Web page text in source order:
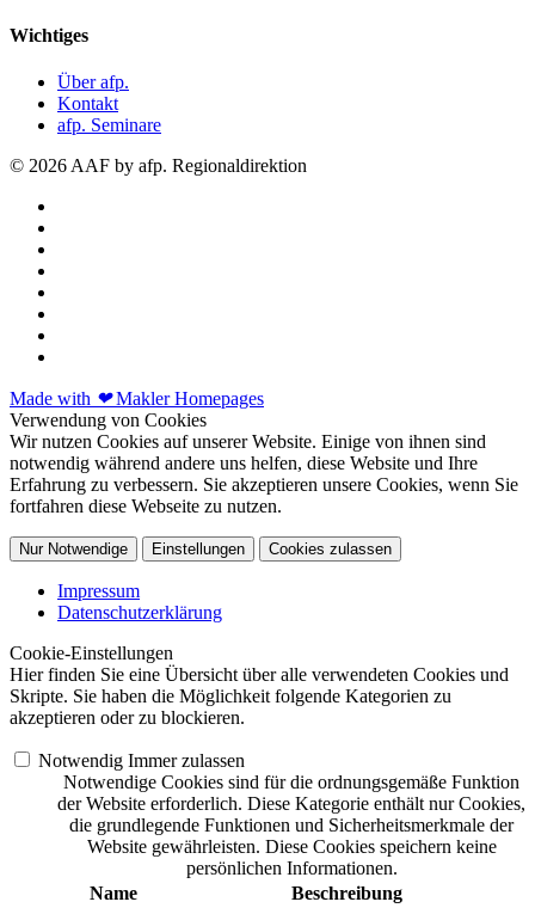
Wichtiges
Über afp.
Kontakt
afp. Seminare
© 2026 AAF by afp. Regionaldirektion
Made with ❤Makler Homepages
Verwendung von Cookies
Wir nutzen Cookies auf unserer Website. Einige von ihnen sind
notwendig während andere uns helfen, diese Website und Ihre
Erfahrung zu verbessern. Sie akzeptieren unsere Cookies, wenn Sie
fortfahren diese Webseite zu nutzen.
Nur Notwendige Einstellungen Cookies zulassen
Impressum
Datenschutzerklärung
Cookie-Einstellungen
Hier finden Sie eine Übersicht über alle verwendeten Cookies und
Skripte. Sie haben die Möglichkeit folgende Kategorien zu
akzeptieren oder zu blockieren.
Notwendig Immer zulassen
Notwendige Cookies sind für die ordnungsgemäße Funktion
der Website erforderlich. Diese Kategorie enthält nur Cookies,
die grundlegende Funktionen und Sicherheitsmerkmale der
Website gewährleisten. Diese Cookies speichern keine
persönlichen Informationen.
Name
Beschreibung